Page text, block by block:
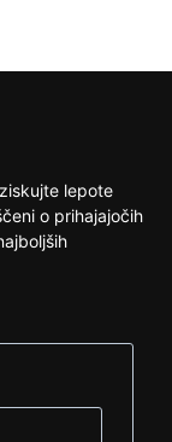
lepote
o prihajajočih